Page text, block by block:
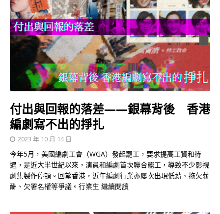
付出與回報的落差——銀幕背後 香港
編劇寫不出的掙扎
2023 年 10 月 14 日
今年5月，美國編劇工會（WGA）發起罷工，要求提高工資和待
遇，是近大半世紀以來，演員和編劇首次聯合罷工，導致不少影視
劇集製作停頓。回望香港，近年編劇行業亦屢次出現低薪、拖欠薪
酬、欠署名權等爭議。行業生 繼續閱讀